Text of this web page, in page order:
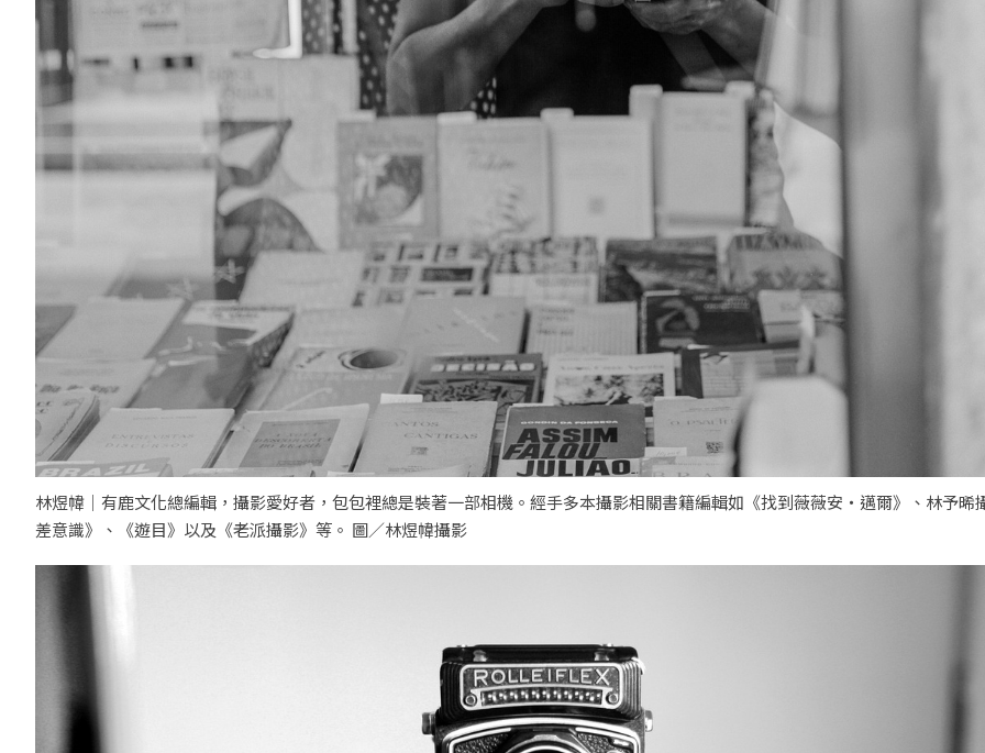
林煜幃｜有鹿文化總編輯，攝影愛好者，包包裡總是裝著一部相機。經手多本攝影相關書籍編輯如《找到薇薇安・邁爾》、林予晞
差意識》、《遊目》以及《老派攝影》等。 圖／林煜幃攝影